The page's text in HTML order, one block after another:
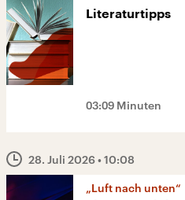
Literaturtipps
03:09 Minuten
28. Juli 2026• 10:08
„Luft nach unten“